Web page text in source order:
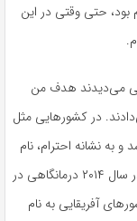
حتی وقتی در این
می‌دیدند هدف من
در کشورهایی مثل
و به نشانه احترام، نام
ایران و ائمه اطهار را بر سردر آن‌ها حک کردند. مثلاً در سال ۲۰۱۴ درمانگاهی در
از کشورهای آفریقایی به نام